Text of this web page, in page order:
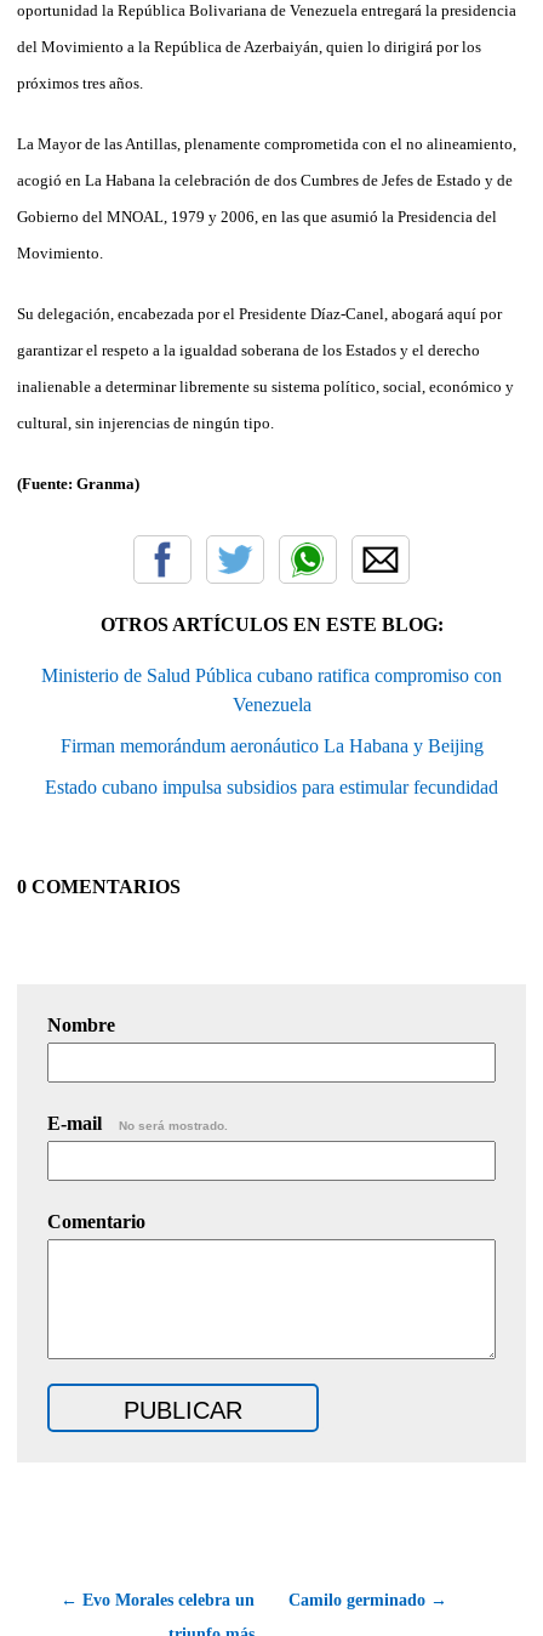
oportunidad la República Bolivariana de Venezuela entregará la presidencia
del Movimiento a la República de Azerbaiyán, quien lo dirigirá por los
próximos tres años.
La Mayor de las Antillas, plenamente comprometida con el no alineamiento,
acogió en La Habana la celebración de dos Cumbres de Jefes de Estado y de
Gobierno del MNOAL, 1979 y 2006, en las que asumió la Presidencia del
Movimiento.
Su delegación, encabezada por el Presidente Díaz-Canel, abogará aquí por
garantizar el respeto a la igualdad soberana de los Estados y el derecho
inalienable a determinar libremente su sistema político, social, económico y
cultural, sin injerencias de ningún tipo.
(Fuente: Granma)
OTROS ARTÍCULOS EN ESTE BLOG:
Ministerio de Salud Pública cubano ratifica compromiso con
Venezuela
Firman memorándum aeronáutico La Habana y Beijing
Estado cubano impulsa subsidios para estimular fecundidad
0 COMENTARIOS
Nombre
E-mail No será mostrado.
Comentario
← Evo Morales celebra un
Camilo germinado →